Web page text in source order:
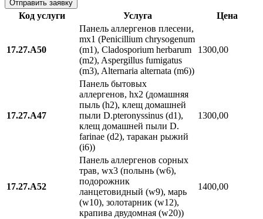
Код услуги Услуга Цена
17.27.A50
Панель аллергенов плесени,
mx1 (Penicillium chrysogenum
(m1), Cladosporium herbarum
(m2), Aspergillus fumigatus
(m3), Alternaria alternata (m6))
1300,00
17.27.A47
Панель бытовых
аллергенов, hx2 (домашняя
пыль (h2), клещ домашней
пыли D.pteronyssinus (d1),
клещ домашней пыли D.
farinae (d2), таракан рыжий
(i6))
1300,00
17.27.A52
Панель аллергенов сорных
трав, wx3 (полынь (w6),
подорожник
ланцетовидный (w9), марь
(w10), золотарник (w12),
крапива двудомная (w20))
1400,00